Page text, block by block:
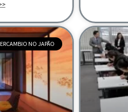
NO JAPÃO